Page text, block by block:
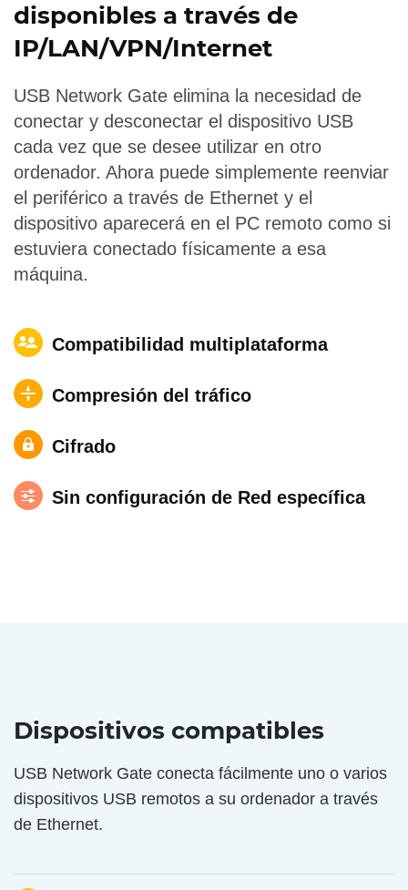
disponibles a través de
IP/LAN/VPN/Internet
USB Network Gate elimina la necesidad de
conectar y desconectar el dispositivo USB
cada vez que se desee utilizar en otro
ordenador. Ahora puede simplemente reenviar
el periférico a través de Ethernet y el
dispositivo aparecerá en el PC remoto como si
estuviera conectado físicamente a esa
máquina.
Compatibilidad multiplataforma
Compresión del tráfico
Cifrado
Sin configuración de Red específica
Dispositivos compatibles
USB Network Gate conecta fácilmente uno o varios
dispositivos USB remotos a su ordenador a través
de Ethernet.